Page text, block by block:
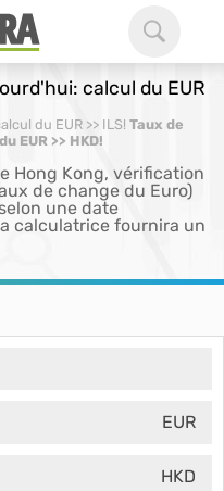
calcul du EUR
du EUR >> ILS! Taux de
EUR >> HKD!
Hong Kong, vérification
de change du Euro)
une date
calculatrice fournira un
EUR
HKD